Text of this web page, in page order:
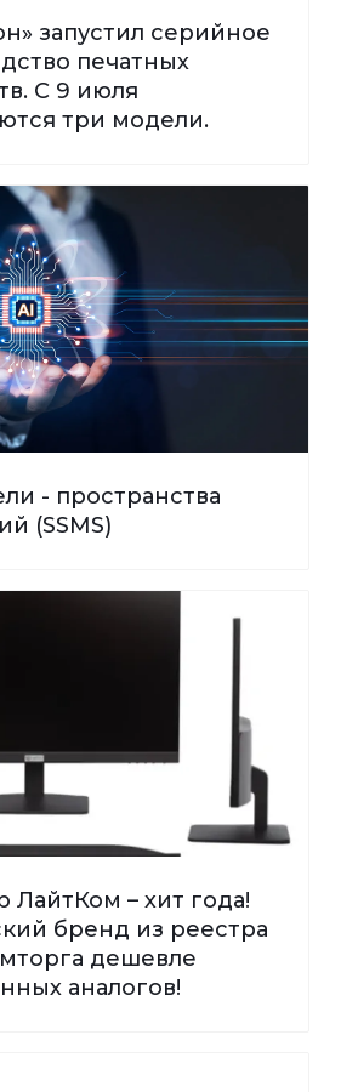
запустил серийное
печатных
С 9 июля
три модели.
- пространства
(SSMS)
ЛайтКом – хит года!
бренд из реестра
дешевле
аналогов!